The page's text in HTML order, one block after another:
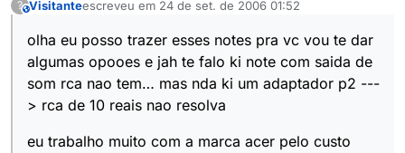
?This user is from outside of this forum
Visitanteescreveu em 24 de set. de 2006 01:52
última edição por
olha eu posso trazer esses notes pra vc vou te dar
algumas opooes e jah te falo ki note com saida de
som rca nao tem… mas nda ki um adaptador p2 ---
> rca de 10 reais nao resolva
eu trabalho muito com a marca acer pelo custo